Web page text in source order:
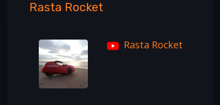
Rasta Rocket
Rasta Rocket